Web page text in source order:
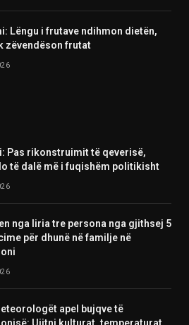
Lëngu i frutave ndihmon dietën,
zëvendëson frutat
Pas rikonstruimit të qeverisë,
të dalë më i fuqishëm politikisht
nga liria tre persona nga gjithsej 5
për dhunë në familje në
apel bujqve të